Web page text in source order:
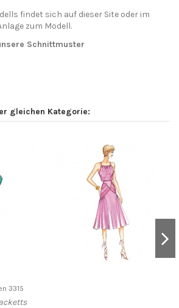
findet sich auf dieser Site oder im
zum Modell.
Schnittmuster
gleichen Kategorie:
3315